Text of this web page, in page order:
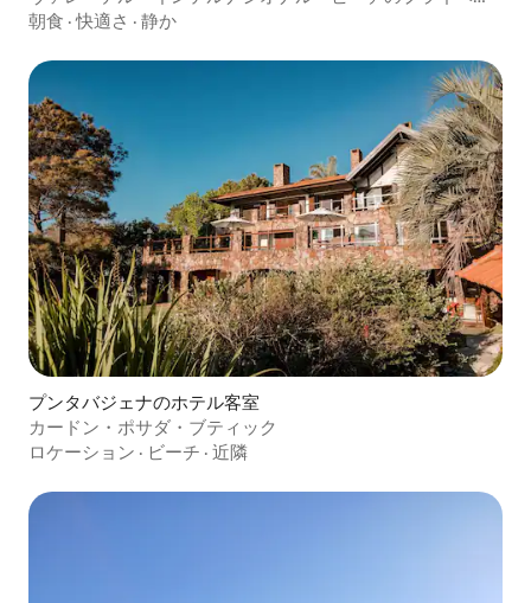
トルーム
朝食 ·快適さ · 静か
プンタバジェナのホテル客室
カードン・ポサダ・ブティック
ロケーション · ビーチ · 近隣